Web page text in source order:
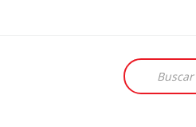
Búsqueda
de
productos